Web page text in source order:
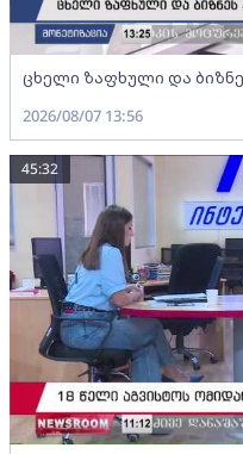
ცხელი ზაფხული და
2026/08/07 13:56
45:32